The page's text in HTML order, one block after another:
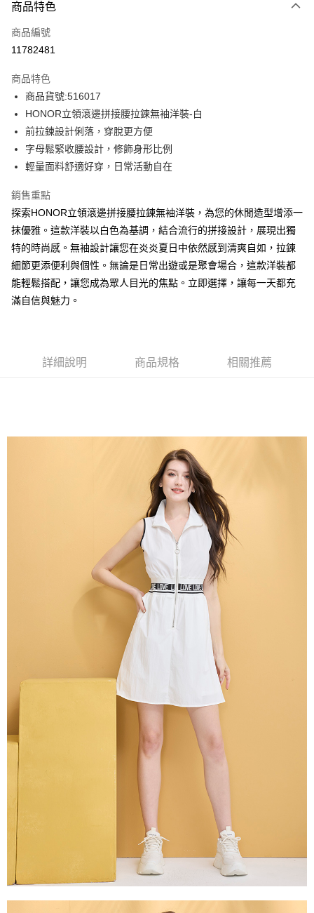
信用卡一次付款
超商取貨付款
Apple Pay
街口支付
悠遊付
Google Pay
ATM付款
運送方式
全家取貨付款 -訂單滿 $2000 元即享免運服務，未滿則另收
$80 元物流費用。
每筆NT$80，滿NT$2,000(含以上)免運費
每筆NT$80，滿NT$2,000(含以上)免運費
宅配送到家-訂單滿 $2000 元即享免運服務-未滿則另收 $120 元物
每筆NT$120，滿NT$2,000(含以上)免運費
商品特色
商品編號
11782481
商品特色
商品貨號:516017
HONOR立領滾邊拼接腰拉鍊無袖洋裝-白
前拉鍊設計俐落，穿脫更方便
字母鬆緊收腰設計，修飾身形比例
輕量面料舒適好穿，日常活動自在
銷售重點
探索HONOR立領滾邊拼接腰拉鍊無袖洋裝，為您的休閒造型增添一
抹優雅。這款洋裝以白色為基調，結合流行的拼接設計，展現出獨
特的時尚感。無袖設計讓您在炎炎夏日中依然感到清爽自如，拉鍊
細節更添便利與個性。無論是日常出遊或是聚會場合，這款洋裝都
能輕鬆搭配，讓您成為眾人目光的焦點。立即選擇，讓每一天都充
滿自信與魅力。
詳細說明 商品規格 相關推薦